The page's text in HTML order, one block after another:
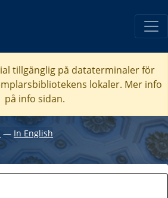
tillgänglig på dataterminaler för
lokaler. Mer info
på info sidan.
― In English